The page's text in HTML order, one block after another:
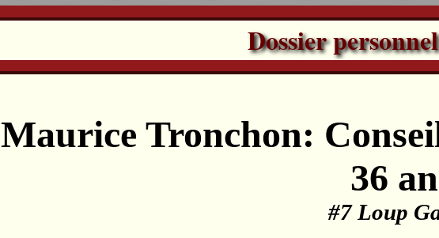
Dossier
Maurice Tronchon:
36
#7 Loup